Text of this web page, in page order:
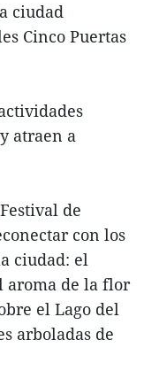
ciudad
Cinco Puertas
atraen a
de
con los
ciudad: el
aroma de la flor
el Lago del
arboladas de